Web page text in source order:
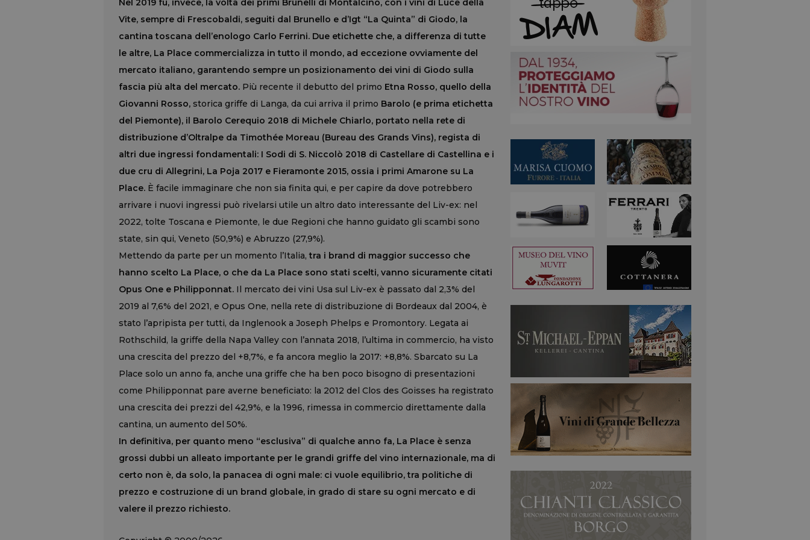
Nel 2019 fu, invece, la volta dei primi Brunelli di Montalcino, con i vini di Luce della
Vite, sempre di Frescobaldi, seguiti dal Brunello e d’Igt “La Quinta” di Giodo, la
cantina toscana dell’enologo Carlo Ferrini. Due etichette che, a differenza di tutte
le altre, La Place commercializza in tutto il mondo, ad eccezione ovviamente del
mercato italiano, garantendo sempre un posizionamento dei vini di Giodo sulla
fascia più alta del mercato. Più recente il debutto del primo Etna Rosso, quello della
Giovanni Rosso, storica griffe di Langa, da cui arriva il primo Barolo (e prima etichetta
del Piemonte), il Barolo Cerequio 2018 di Michele Chiarlo, portato nella rete di
distribuzione d’Oltralpe da Timothée Moreau (Bureau des Grands Vins), regista di
altri due ingressi fondamentali: I Sodi di S. Niccolò 2018 di Castellare di Castellina e i
due cru di Allegrini, La Poja 2017 e Fieramonte 2015, ossia i primi Amarone su La
Place. È facile immaginare che non sia finita qui, e per capire da dove potrebbero
arrivare i nuovi ingressi può rivelarsi utile un altro dato interessante del Liv-ex: nel
2022, tolte Toscana e Piemonte, le due Regioni che hanno guidato gli scambi sono
state, sin qui, Veneto (50,9%) e Abruzzo (27,9%).
Mettendo da parte per un momento l’Italia,tra i brand di maggior successo che
hanno scelto La Place, o che da La Place sono stati scelti, vanno sicuramente citati
Opus One e Philipponnat. Il mercato dei vini Usa sul Liv-ex è passato dal 2,3% del
2019 al 7,6% del 2021, e Opus One, nella rete di distribuzione di Bordeaux dal 2004, è
stato l’apripista per tutti, da Inglenook a Joseph Phelps e Promontory. Legata ai
Rothschild, la griffe della Napa Valley con l’annata 2018, l’ultima in commercio, ha visto
una crescita del prezzo del +8,7%, e fa ancora meglio la 2017: +8,8%. Sbarcato su La
Place solo un anno fa, anche una griffe che ha ben poco bisogno di presentazioni
come Philipponnat pare averne beneficiato: la 2012 del Clos des Goisses ha registrato
una crescita dei prezzi del 42,9%, e la 1996, rimessa in commercio direttamente dalla
cantina, un aumento del 50%.
In definitiva, per quanto meno “esclusiva” di qualche anno fa, La Place è senza
grossi dubbi un alleato importante per le grandi griffe del vino internazionale, ma di
certo non è, da solo, la panacea di ogni male: ci vuole equilibrio, tra politiche di
prezzo e costruzione di un brand globale, in grado di stare su ogni mercato e di
valere il prezzo richiesto.